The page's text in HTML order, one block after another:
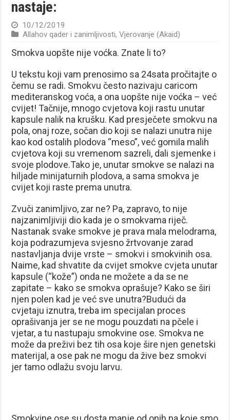
nastaje:
10/12/2019
Allahov qader i zanimljivosti,Vjerovanje (Akaid)
Smokva uopšte nije voćka. Znate li to?
U tekstu koji vam prenosimo sa 24sata pročitajte o
čemu se radi. Smokvu često nazivaju caricom
mediteranskog voća, a ona uopšte nije voćka – već
cvijet! Tačnije, mnogo cvjetova koji rastu unutar
kapsule nalik na krušku. Kad presječete smokvu na
pola, onaj roze, sočan dio koji se nalazi unutra nije
kao kod ostalih plodova “meso”, već gomila malih
cvjetova koji su vremenom sazreli, dali sjemenke i
svoje plodove.Tako je, unutar smokve se nalazi na
hiljade minijaturnih plodova, a sama smokva je
cvijet koji raste prema unutra.
Zvuči zanimljivo, zar ne? Pa, zapravo, to nije
najzanimljiviji dio kada je o smokvama riječ.
Nastanak svake smokve je prava mala melodrama,
koja podrazumjeva svjesno žrtvovanje zarad
nastavljanja dvije vrste – smokvi i smokvinih osa.
Naime, kad shvatite da cvijet smokve cvjeta unutar
kapsule (“kože”) onda ne možete a da se ne
zapitate – kako se smokva oprašuje? Kako se širi
njen polen kad je već sve unutra?Budući da
cvjetaju iznutra, treba im specijalan proces
oprašivanja jer se ne mogu pouzdati na pčele i
vjetar, a tu nastupaju smokvine ose. Smokva ne
može da preživi bez tih osa koje šire njen genetski
materijal, a ose pak ne mogu da žive bez smokvi
jer tamo odlažu svoju larvu.